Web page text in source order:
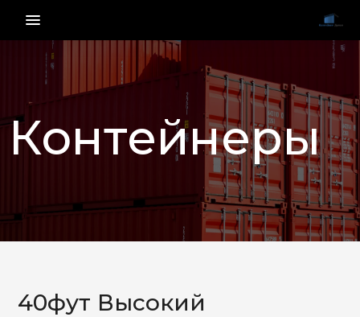
menu_vert
Контейнеры
НАЗАД ВПЕРЕД
40фут Высокий